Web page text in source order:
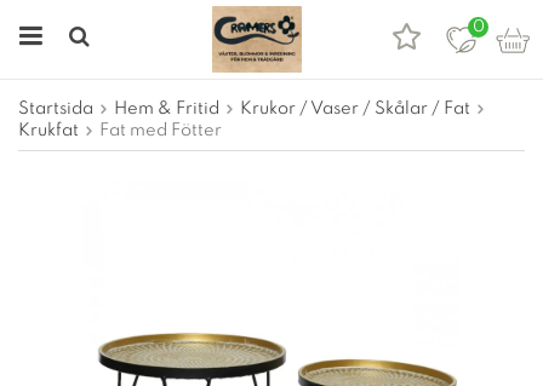
0
Startsida Hem & Fritid
Krukor / Vaser / Skålar / Fat
Krukfat
Fat med Fötter